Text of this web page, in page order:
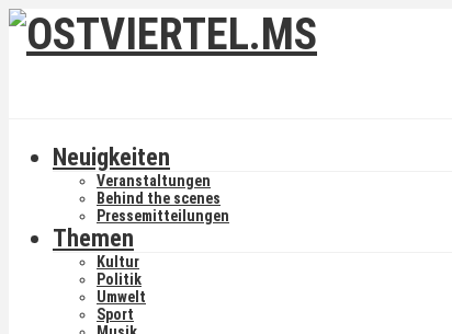
Neuigkeiten
Veranstaltungen
Behind the scenes
Pressemitteilungen
Themen
Kultur
Politik
Umwelt
Sport